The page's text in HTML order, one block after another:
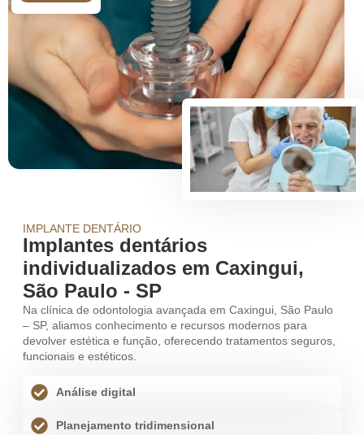
IMPLANTE DENTÁRIO
Implantes dentários
individualizados em Caxingui,
São Paulo - SP
Na clínica de odontologia avançada em Caxingui, São Paulo
– SP, aliamos conhecimento e recursos modernos para
devolver estética e função, oferecendo tratamentos seguros,
funcionais e estéticos.
Análise digital
Planejamento tridimensional